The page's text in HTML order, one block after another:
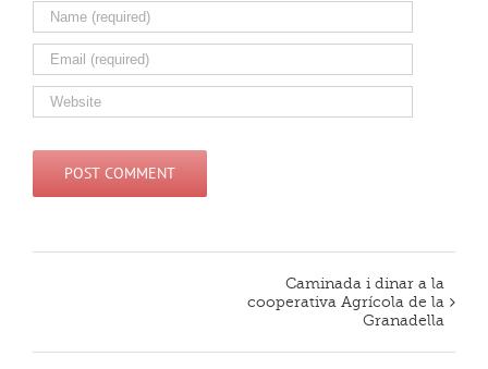
Caminada i dinar a la
cooperativa Agrícola de la
Granadella